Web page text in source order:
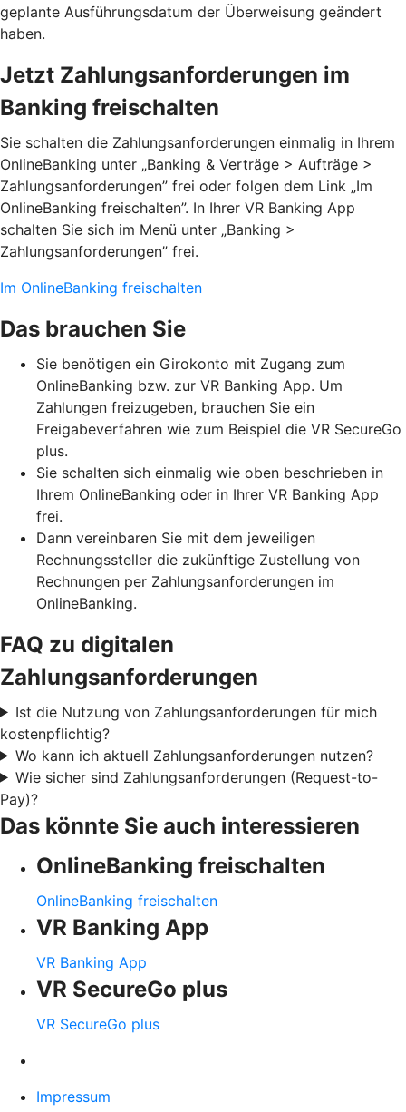
geplante Ausführungsdatum der Überweisung geändert
haben.
Jetzt Zahlungsanforderungen im
Banking freischalten
Sie schalten die Zahlungsanforderungen einmalig in Ihrem
OnlineBanking unter „Banking & Verträge > Aufträge >
Zahlungsanforderungen”­ frei oder folgen dem Link „Im
OnlineBanking freischalten”. In Ihrer VR Banking App
schalten Sie sich im Menü unter „Banking >
Zahlungsanforderungen” frei.
Im OnlineBanking freischalten
Das brauchen Sie
Sie benötigen ein Girokonto mit Zugang zum
OnlineBanking bzw. zur VR Banking App. Um
Zahlungen freizugeben, brauchen Sie ein
Freigabeverfahren wie zum Beispiel die VR SecureGo
plus.
Sie schalten sich einmalig wie oben beschrieben in
Ihrem OnlineBanking oder in Ihrer VR Banking App
frei.
Dann vereinbaren Sie mit dem jeweiligen
Rechnungssteller die zukünftige Zustellung von
Rechnungen per Zahlungsanforderungen im
OnlineBanking.
FAQ zu digitalen
Zahlungsanforderungen
Ist die Nutzung von Zahlungsanforderungen für mich
kostenpflichtig?
Wo kann ich aktuell Zahlungsanforderungen nutzen?
Wie sicher sind Zahlungsanforderungen (Request-to-
Pay)?
Das könnte Sie auch interessieren
OnlineBanking freischalten
OnlineBanking freischalten
VR Banking App
VR Banking App
VR SecureGo plus
VR SecureGo plus
Impressum